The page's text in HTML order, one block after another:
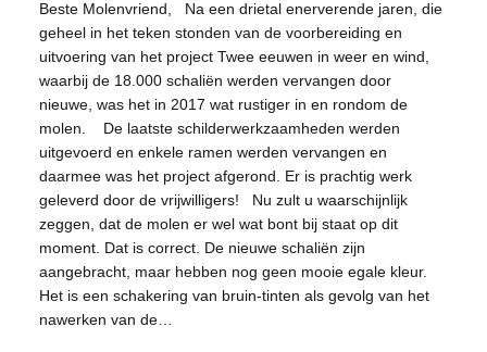
Beste Molenvriend, Na een drietal enerverende jaren, die
geheel in het teken stonden van de voorbereiding en
uitvoering van het project Twee eeuwen in weer en wind,
waarbij de 18.000 schaliën werden vervangen door
nieuwe, was het in 2017 wat rustiger in en rondom de
molen. De laatste schilderwerkzaamheden werden
uitgevoerd en enkele ramen werden vervangen en
daarmee was het project afgerond. Er is prachtig werk
geleverd door de vrijwilligers! Nu zult u waarschijnlijk
zeggen, dat de molen er wel wat bont bij staat op dit
moment. Dat is correct. De nieuwe schaliën zijn
aangebracht, maar hebben nog geen mooie egale kleur.
Het is een schakering van bruin-tinten als gevolg van het
nawerken van de…